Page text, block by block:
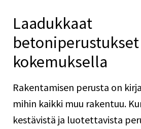
Laadukkaat
kokemuksella
Rakentamisen perusta on
mihin kaikki muu rakentuu.
kestävistä ja luotettavista